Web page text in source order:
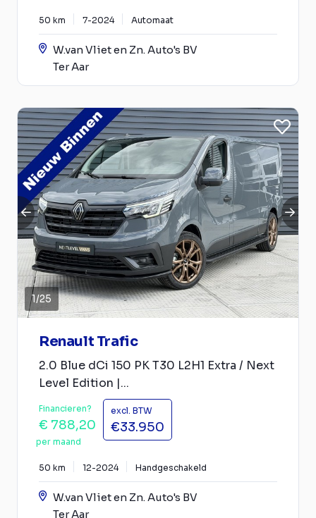
50 km 7-2024 Automaat
W.van Vliet en Zn. Auto's BV
Ter Aar
1/25
Renault Trafic
2.0 Blue dCi 150 PK T30 L2H1 Extra / Next
Level Edition |...
Financieren?
€ 788,20
per maand
excl. BTW
€33.950
50 km 12-2024 Handgeschakeld
W.van Vliet en Zn. Auto's BV
Ter Aar